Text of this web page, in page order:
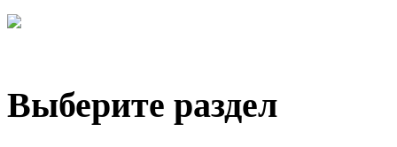
Выберите раздел